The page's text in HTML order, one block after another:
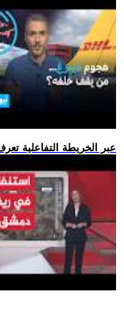
.. عبر الخريطة التفاعلية